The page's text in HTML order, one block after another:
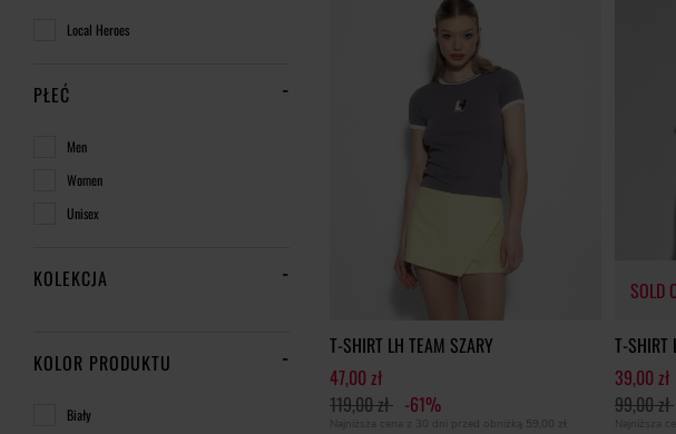
Local Heroes
PŁEĆ
Men
Women
Unisex
KOLEKCJA
KOLOR PRODUKTU
Biały
T-SHIRT LH TEAM SZARY
47,00 zł
119,00 zł -61%
Najniższa cena z 30 dni przed obniżką 59,00 zł
SOLD
T-SHIRT
39,00 zł
99,00 zł
Najniższa